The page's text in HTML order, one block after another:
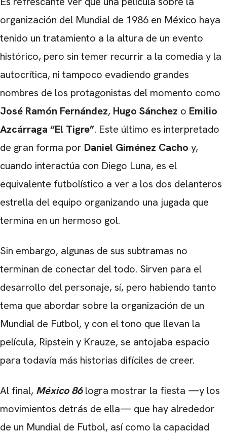
organización del Mundial de 1986 en México haya
tenido un tratamiento a la altura de un evento
histórico, pero sin temer recurrir a la comedia y la
autocrítica, ni tampoco evadiendo grandes
nombres de los protagonistas del momento como
José Ramón Fernández, Hugo Sánchez o Emilio
Azcárraga “El Tigre”. Este último es interpretado
de gran forma por Daniel Giménez Cacho y,
cuando interactúa con Diego Luna, es el
equivalente futbolístico a ver a los dos delanteros
estrella del equipo organizando una jugada que
termina en un hermoso gol.
Sin embargo, algunas de sus subtramas no
terminan de conectar del todo. Sirven para el
desarrollo del personaje, sí, pero habiendo tanto
tema que abordar sobre la organización de un
Mundial de Futbol, y con el tono que llevan la
película, Ripstein y Krauze, se antojaba espacio
para todavía más historias difíciles de creer.
Al final, México 86logra mostrar la fiesta —y los
movimientos detrás de ella— que hay alrededor
de un Mundial de Futbol, así como la capacidad